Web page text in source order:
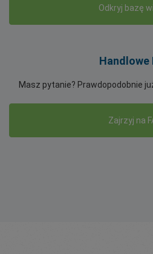
Odkryj bazę
Handlowe
Masz pytanie? Prawdopodobnie
Zajrzyj na